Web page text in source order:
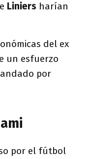
Liniers harían
del ex
un esfuerzo
por
por el fútbol